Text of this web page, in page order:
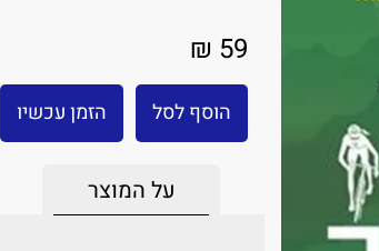
59 ₪
הוסף לסל הזמן עכשיו
על המוצר